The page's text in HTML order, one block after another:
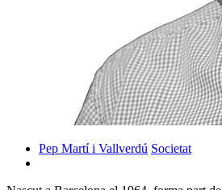
Pep Martí i Vallverdú Societat